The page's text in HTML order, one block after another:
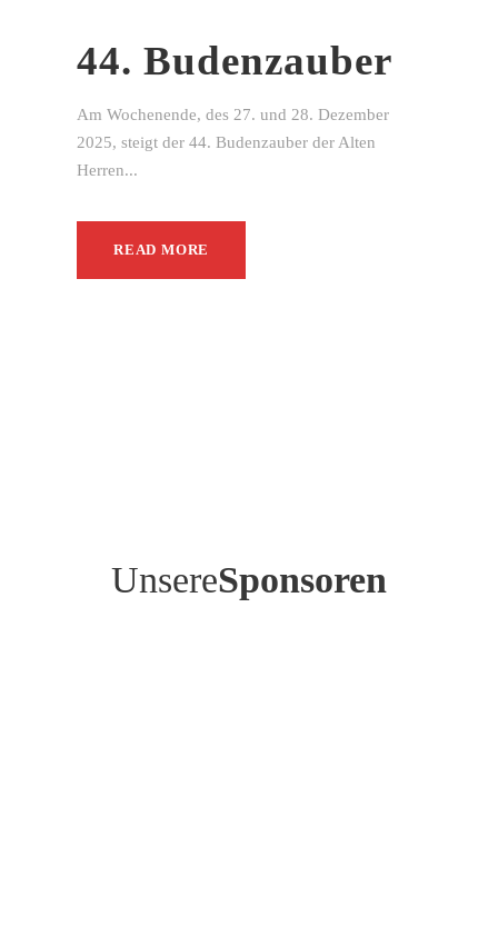
44. Budenzauber
Am Wochenende, des 27. und 28. Dezember
2025, steigt der 44. Budenzauber der Alten
Herren...
READ MORE
UnsereSponsoren